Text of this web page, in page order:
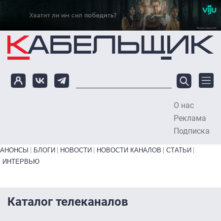
Перейти к основному содержанию
О нас
Реклама
Подписка
Primary links bottom
АНОНСЫ БЛОГИ НОВОСТИ НОВОСТИ КАНАЛОВ
СТАТЬИ
ИНТЕРВЬЮ
Каталог телеканалов